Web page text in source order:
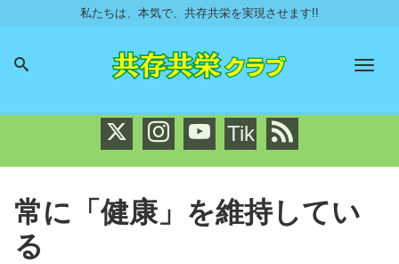
私たちは、本気で、共存共栄を実現させます!!
Tik
常に「健康」を維持してい
る